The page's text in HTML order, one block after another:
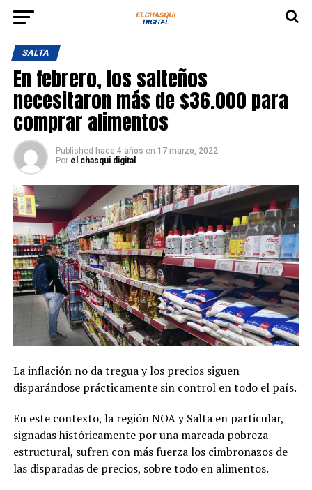
SALTA
En febrero, los salteños
necesitaron más de $36.000 para
comprar alimentos
Published hace 4 años en 17 marzo, 2022
Por el chasqui digital
La inflación no da tregua y los precios siguen
disparándose prácticamente sin control en todo el país.
En este contexto, la región NOA y Salta en particular,
signadas históricamente por una marcada pobreza
estructural, sufren con más fuerza los cimbronazos de
las disparadas de precios, sobre todo en alimentos.